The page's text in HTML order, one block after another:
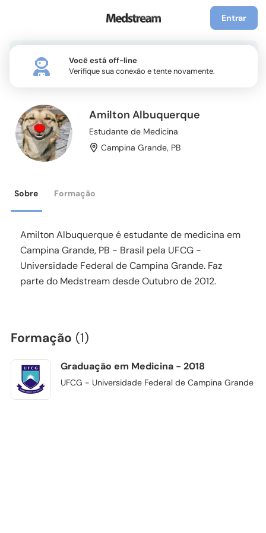
Entrar
Amilton Albuquerque
Estudante de Medicina
Campina Grande, PB
Sobre Formação
Amilton Albuquerque é estudante de medicina em
Campina Grande, PB - Brasil pela UFCG -
Universidade Federal de Campina Grande. Faz
parte do Medstream desde Outubro de 2012.
Formação (1)
Graduação em Medicina - 2018
UFCG - Universidade Federal de Campina Grande
Você está off-line
Verifique sua conexão e tente novamente.